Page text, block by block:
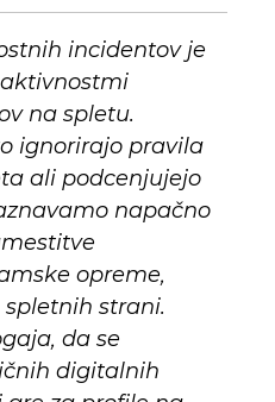
incidentov je
na spletu.
ignorirajo pravila
ali podcenjujejo
napačno
opreme,
strani.
da se
digitalnih